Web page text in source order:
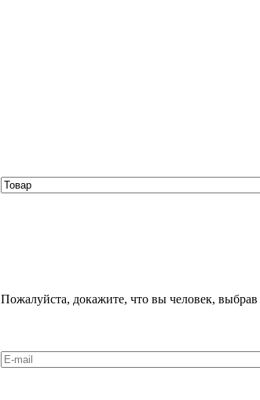
Пожалуйста, докажите, что вы человек, выбрав